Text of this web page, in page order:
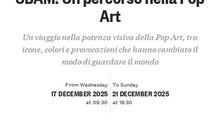
Art
Un viaggio nella potenza visiva della Pop Art, tra
icone, colori e provocazioni che hanno cambiato il
modo di guardare il mondo
From Wednesday
17 DECEMBER 2025
at 09:30
To Sunday
21 DECEMBER 2025
at 18:30